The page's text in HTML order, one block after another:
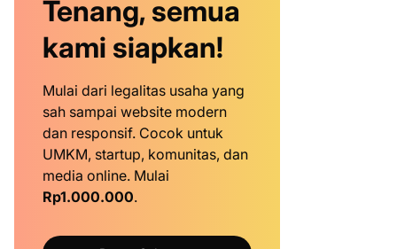
Tenang, semua
kami siapkan!
Mulai dari legalitas usaha yang
sah sampai website modern
dan responsif. Cocok untuk
UMKM, startup, komunitas, dan
media online. Mulai
Rp1.000.000.